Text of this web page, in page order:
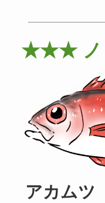
★★★ ノ
アカム